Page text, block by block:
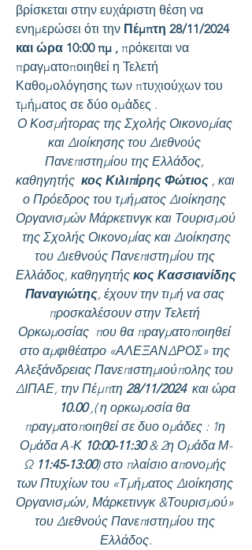
βρίσκεται στην ευχάριστη θέση να
ενημερώσει ότι την Πέμπτη 28/11/2024
και ώρα 10:00 πμ , πρόκειται να
πραγματοποιηθεί η Τελετή
Καθομολόγησης των πτυχιούχων του
τμήματος σε δύο ομάδες .
Ο Κοσμήτορας της Σχολής Οικονομίας
και Διοίκησης του Διεθνούς
Πανεπιστημίου της Ελλάδος,
καθηγητής κος Κιλιπίρης Φώτιος , και
ο Πρόεδρος του τμήματος Διοίκησης
Οργανισμών Μάρκετινγκ και Τουρισμού
της Σχολής Οικονομίας και Διοίκησης
του Διεθνούς Πανεπιστημίου της
Ελλάδος, καθηγητής κος Κασσιανίδης
Παναγιώτης, έχουν την τιμή να σας
προσκαλέσουν στην Τελετή
Ορκωμοσίας  που θα πραγματοποιηθεί
στο αμφιθέατρο «ΑΛΕΞΑΝΔΡΟΣ» της
Αλεξάνδρειας Πανεπιστημιούπολης του
ΔΙΠΑΕ, την Πέμπτη 28/11/2024
και ώρα
10.00 ,( η ορκωμοσία θα
πραγματοποιηθεί σε δυο ομάδες : 1η
Ομάδα Α-Κ 10:00-11:30 & 2η Ομάδα Μ-
Ω 11:45-13:00) στο πλαίσιο απονομής
των Πτυχίων του «Τμήματος Διοίκησης
Οργανισμών, Μάρκετινγκ &Τουρισμού»
του Διεθνούς Πανεπιστημίου της
Ελλάδος.